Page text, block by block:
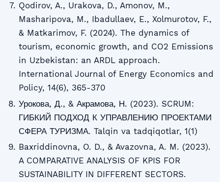
Qodirov, A., Urakova, D., Amonov, M.,
Masharipova, M., Ibadullaev, E., Xolmurotov, F.,
& Matkarimov, F. (2024). The dynamics of
tourism, economic growth, and CO2 Emissions
in Uzbekistan: an ARDL approach.
International Journal of Energy Economics and
Policy, 14(6), 365-370
Урокова, Д., & Акрамова, Н. (2023). SCRUM:
ГИБКИЙ ПОДХОД К УПРАВЛЕНИЮ ПРОЕКТАМИ
СФЕРА ТУРИЗМА. Talqin va tadqiqotlar, 1(1)
Baxriddinovna, O. D., & Avazovna, A. M. (2023).
A COMPARATIVE ANALYSIS OF KPIS FOR
SUSTAINABILITY IN DIFFERENT SECTORS.